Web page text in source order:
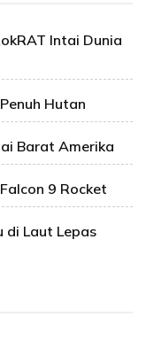
Intai Dunia
Hutan
Barat Amerika
9 Rocket
di Laut Lepas